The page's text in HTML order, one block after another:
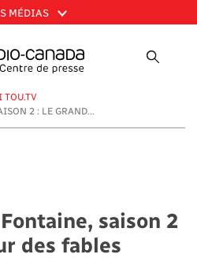
MÉDIAS
TOU.TV
2 : LE GRAND...
saison 2
des fables